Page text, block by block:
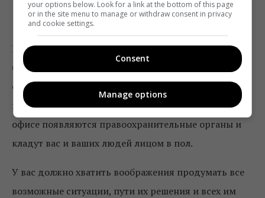
Команда
Важна работа с персоналом. Ваш персонал должен
быть готов к кризисным ситуациям, причем весь –
от маркетолога до повара. И ко всему – и когда на
вас начинают нагонять комментарии, и когда в
офисе появляются правоохранительные органы и
кладут вас и ваших людей лицом в пол.
У вас должно хватить воображения продумать все
возможные ситуации, пути их решения и всех им
your options below. Look for a link at the bottom of this page
or in the site menu to manage or withdraw consent in privacy
and cookie settings.
Consent
Manage options